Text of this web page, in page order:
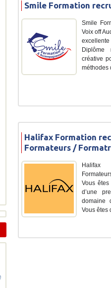
Smile Formation
Smile
Voix off
excellente
Diplôme
créative
méthodes
Halifax Formation
Formateurs /
Halifax
Vous
d’une
domaine
Vous êtes